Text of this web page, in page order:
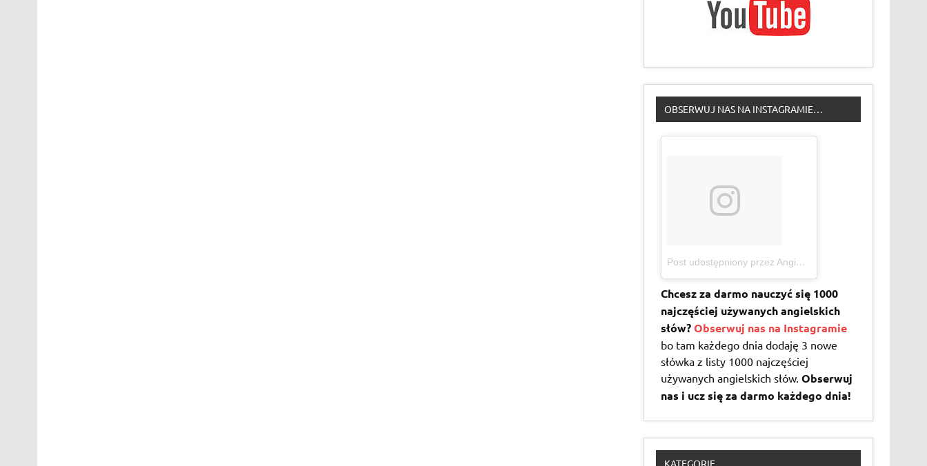
OBSERWUJ NAS NA INSTAGRAMIE…
Post udostępniony przez Angielski dla początkujących (@angielski1000slow.pl)
Chcesz za darmo nauczyć się 1000
najczęściej używanych angielskich
słów? Obserwuj nas na Instagramie
bo tam każdego dnia dodaję 3 nowe
słówka z listy 1000 najczęściej
używanych angielskich słów.Obserwuj
nas i ucz się za darmo każdego dnia!
KATEGORIE